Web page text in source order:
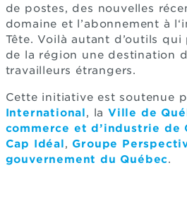
de postes, des nouvelles
domaine et l’abonnement à
Tête. Voilà autant d’outils
de la région une destination
travailleurs étrangers.
Cette initiative est soutenue
International, la Ville de
commerce et d’industrie de
Cap Idéal, Groupe
gouvernement du Québec.